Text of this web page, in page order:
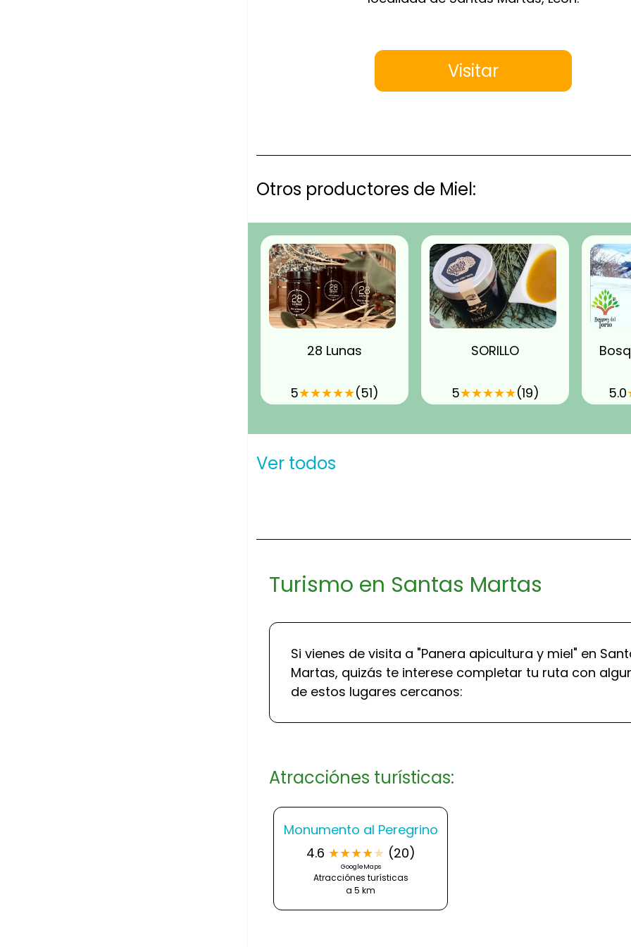
Visitar
Otros productores de Miel:
28 Lunas
5★★★★★(51)
SORILLO
5★★★★★(19) 5.0
Ver todos
Turismo en Santas Martas
Si vienes de visita a "Panera apicultura y miel" en
Martas, quizás te interese completar tu ruta con
de estos lugares cercanos:
Atracciónes turísticas:
Monumento al Peregrino
4.6 ★★★★★ (20)
GoogleMaps
Atracciónes turísticas
a 5 km